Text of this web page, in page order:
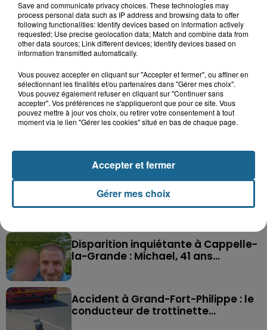
après l'explosion d'un jouet...
Hazebrouck : victime d'un accident,
Lucas s'en est allé brutalement...
Disparition inquiétante à Cappelle-
la-Grande : Michael, 41 ans...
Accident à Grand-Fort-Philippe : le
conducteur de trottinette...
Save and communicate privacy choices. These technologies may
process personal data such as IP address and browsing data to offer
following functionalities: Identify devices based on information actively
requested; Use precise geolocation data; Match and combine data from
other data sources; Link different devices; Identify devices based on
information transmitted automatically.
Vous pouvez accepter en cliquant sur "Accepter et fermer", ou affiner en
sélectionnant les finalités et/ou partenaires dans "Gérer mes choix".
Vous pouvez également refuser en cliquant sur "Continuer sans
accepter". Vos préférences ne s'appliqueront que pour ce site. Vous
pouvez mettre à jour vos choix, ou retirer votre consentement à tout
moment via le lien "Gérer les cookies" situé en bas de chaque page.
Gérer mes choix
Accepter et fermer